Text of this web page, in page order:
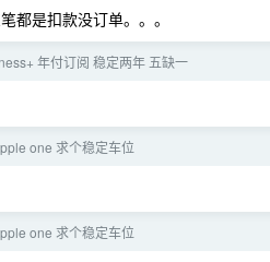
都是扣款没订单。。。
年付订阅 稳定两年 五缺一
one 求个稳定车位
one 求个稳定车位